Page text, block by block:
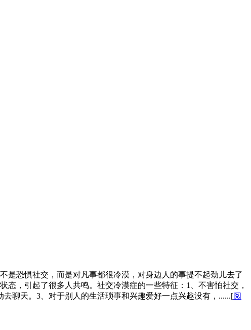
是恐惧社交，而是对凡事都很冷漠，对身边人的事提不起劲儿去了
，引起了很多人共鸣。社交冷漠症的一些特征：1、不害怕社交，
聊天。3、对于别人的生活琐事和兴趣爱好一点兴趣没有，......[阅